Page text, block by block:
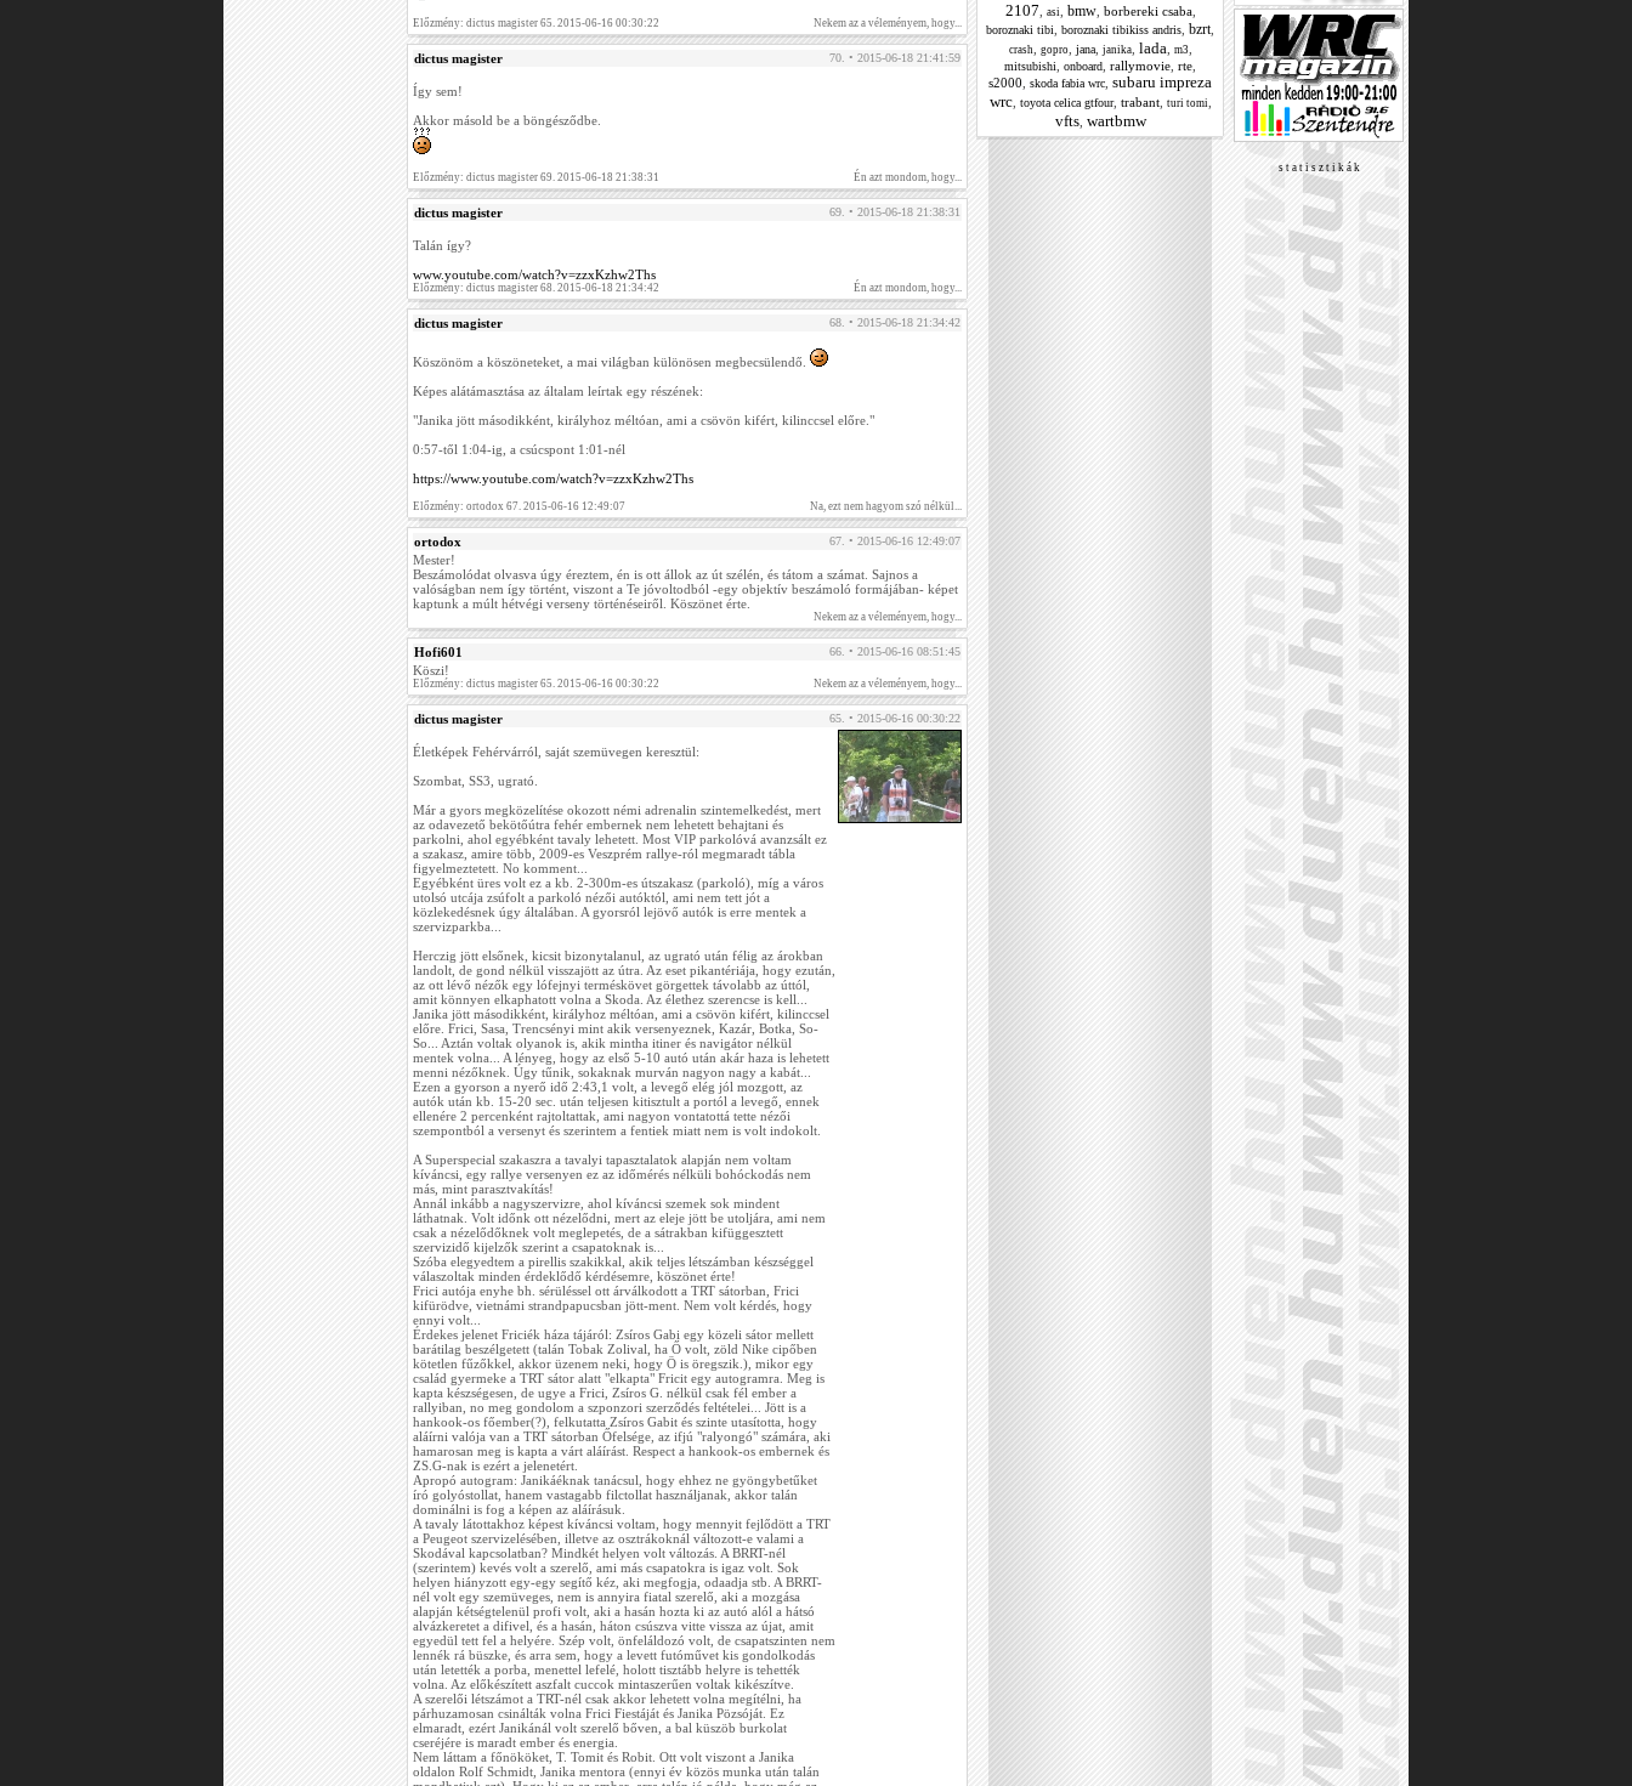
Előzmény: dictus magister 65. 2015-06-16 00:30:22 Nekem az a véleményem, hogy...
dictus magister 70. • 2015-06-18 21:41:59
Így sem!
Akkor másold be a böngésződbe.
Előzmény: dictus magister 69. 2015-06-18 21:38:31 Én azt mondom, hogy...
dictus magister 69. • 2015-06-18 21:38:31
Talán így?
www.youtube.com/watch?v=zzxKzhw2Ths
Előzmény: dictus magister 68. 2015-06-18 21:34:42 Én azt mondom, hogy...
dictus magister 68. • 2015-06-18 21:34:42
Köszönöm a köszöneteket, a mai világban különösen megbecsülendő.
Képes alátámasztása az általam leírtak egy részének:
"Janika jött másodikként, királyhoz méltóan, ami a csövön kifért, kilinccsel előre."
0:57-től 1:04-ig, a csúcspont 1:01-nél
https://www.youtube.com/watch?v=zzxKzhw2Ths
Előzmény: ortodox 67. 2015-06-16 12:49:07 Na, ezt nem hagyom szó nélkül...
ortodox 67. • 2015-06-16 12:49:07
Mester!
Beszámolódat olvasva úgy éreztem, én is ott állok az út szélén, és tátom a számat. Sajnos a
valóságban nem így történt, viszont a Te jóvoltodból -egy objektív beszámoló formájában- képet
kaptunk a múlt hétvégi verseny történéseiről. Köszönet érte.
Nekem az a véleményem, hogy...
Hofi601 66. • 2015-06-16 08:51:45
Köszi!
Előzmény: dictus magister 65. 2015-06-16 00:30:22 Nekem az a véleményem, hogy...
dictus magister 65. • 2015-06-16 00:30:22
Életképek Fehérvárról, saját szemüvegen keresztül:
Szombat, SS3, ugrató.
Már a gyors megközelítése okozott némi adrenalin szintemelkedést, mert
az odavezető bekötőútra fehér embernek nem lehetett behajtani és
parkolni, ahol egyébként tavaly lehetett. Most VIP parkolóvá avanzsált ez
a szakasz, amire több, 2009-es Veszprém rallye-ról megmaradt tábla
figyelmeztetett. No komment...
Egyébként üres volt ez a kb. 2-300m-es útszakasz (parkoló), míg a város
utolsó utcája zsúfolt a parkoló nézői autóktól, ami nem tett jót a
közlekedésnek úgy általában. A gyorsról lejövő autók is erre mentek a
szervizparkba...
Herczig jött elsőnek, kicsit bizonytalanul, az ugrató után félig az árokban
landolt, de gond nélkül visszajött az útra. Az eset pikantériája, hogy ezután,
az ott lévő nézők egy lófejnyi terméskövet görgettek távolabb az úttól,
amit könnyen elkaphatott volna a Skoda. Az élethez szerencse is kell...
Janika jött másodikként, királyhoz méltóan, ami a csövön kifért, kilinccsel
előre. Frici, Sasa, Trencsényi mint akik versenyeznek, Kazár, Botka, So-
So... Aztán voltak olyanok is, akik mintha itiner és navigátor nélkül
mentek volna... A lényeg, hogy az első 5-10 autó után akár haza is lehetett
menni nézőknek. Úgy tűnik, sokaknak murván nagyon nagy a kabát...
Ezen a gyorson a nyerő idő 2:43,1 volt, a levegő elég jól mozgott, az
autók után kb. 15-20 sec. után teljesen kitisztult a portól a levegő, ennek
ellenére 2 percenként rajtoltattak, ami nagyon vontatottá tette nézői
szempontból a versenyt és szerintem a fentiek miatt nem is volt indokolt.
A Superspecial szakaszra a tavalyi tapasztalatok alapján nem voltam
kíváncsi, egy rallye versenyen ez az időmérés nélküli bohóckodás nem
más, mint parasztvakítás!
Annál inkább a nagyszervizre, ahol kíváncsi szemek sok mindent
láthatnak. Volt időnk ott nézelődni, mert az eleje jött be utoljára, ami nem
csak a nézelődőknek volt meglepetés, de a sátrakban kifüggesztett
szervizidő kijelzők szerint a csapatoknak is...
Szóba elegyedtem a pirellis szakikkal, akik teljes létszámban készséggel
válaszoltak minden érdeklődő kérdésemre, köszönet érte!
Frici autója enyhe bh. sérüléssel ott árválkodott a TRT sátorban, Frici
kifürödve, vietnámi strandpapucsban jött-ment. Nem volt kérdés, hogy
ennyi volt...
Érdekes jelenet Friciék háza tájáról: Zsíros Gabi egy közeli sátor mellett
barátilag beszélgetett (talán Tobak Zolival, ha Ő volt, zöld Nike cipőben
kötetlen fűzőkkel, akkor üzenem neki, hogy Ö is öregszik.), mikor egy
család gyermeke a TRT sátor alatt "elkapta" Fricit egy autogramra. Meg is
kapta készségesen, de ugye a Frici, Zsíros G. nélkül csak fél ember a
rallyiban, no meg gondolom a szponzori szerződés feltételei... Jött is a
hankook-os főember(?), felkutatta Zsíros Gabit és szinte utasította, hogy
aláírni valója van a TRT sátorban Őfelsége, az ifjú "ralyongó" számára, aki
hamarosan meg is kapta a várt aláírást. Respect a hankook-os embernek és
ZS.G-nak is ezért a jelenetért.
Apropó autogram: Janikáéknak tanácsul, hogy ehhez ne gyöngybetűket
író golyóstollat, hanem vastagabb filctollat használjanak, akkor talán
dominálni is fog a képen az aláírásuk.
A tavaly látottakhoz képest kíváncsi voltam, hogy mennyit fejlődött a TRT
a Peugeot szervizelésében, illetve az osztrákoknál változott-e valami a
Skodával kapcsolatban? Mindkét helyen volt változás. A BRRT-nél
(szerintem) kevés volt a szerelő, ami más csapatokra is igaz volt. Sok
helyen hiányzott egy-egy segítő kéz, aki megfogja, odaadja stb. A BRRT-
nél volt egy szemüveges, nem is annyira fiatal szerelő, aki a mozgása
alapján kétségtelenül profi volt, aki a hasán hozta ki az autó alól a hátsó
alvázkeretet a difivel, és a hasán, háton csúszva vitte vissza az újat, amit
egyedül tett fel a helyére. Szép volt, önfeláldozó volt, de csapatszinten nem
lennék rá büszke, és arra sem, hogy a levett futóművet kis gondolkodás
után letették a porba, menettel lefelé, holott tisztább helyre is tehették
volna. Az előkészített aszfalt cuccok mintaszerűen voltak kikészítve.
A szerelői létszámot a TRT-nél csak akkor lehetett volna megítélni, ha
párhuzamosan csinálták volna Frici Fiestáját és Janika Pözsóját. Ez
elmaradt, ezért Janikánál volt szerelő bőven, a bal küszöb burkolat
cseréjére is maradt ember és energia.
Nem láttam a főnököket, T. Tomit és Robit. Ott volt viszont a Janika
oldalon Rolf Schmidt, Janika mentora (ennyi év közös munka után talán
2107 asi bmw, borbereki csaba,
boroznaki tibi boroznaki tibikiss andris bzrt
crash gopro, jana, janika, lada m3
mitsubishi onboard rallymovie rte
s2000
skoda fabia wrc subaru impreza
wrc, toyota celica gtfour, trabant, turi tomi
vfts, wartbmw
s t a t i s z t i k á k